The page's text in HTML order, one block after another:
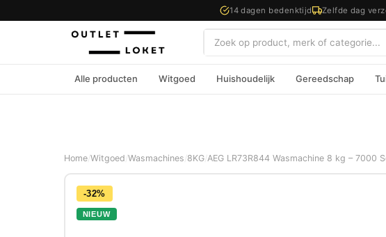
14 dagen bedenktijd Zelfde dag
Zoeken
Alle producten Witgoed Huishoudelijk Gereedschap
Home Witgoed Wasmachines 8KG AEG LR73R844 Wasmachine 8 kg – 7000
-32%
NIEUW